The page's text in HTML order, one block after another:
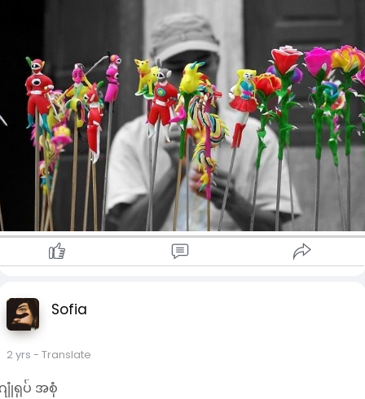
Sofia
2 yrs - Translate
ျုံရုပ် အစုံ